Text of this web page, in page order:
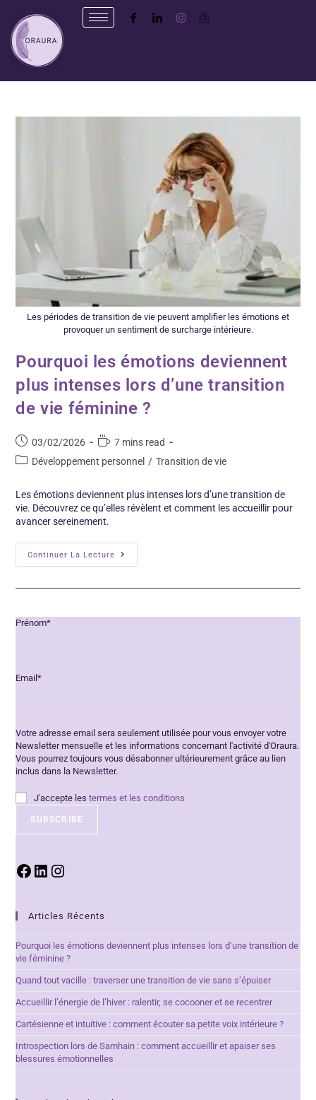
Les périodes de transition de vie peuvent amplifier les émotions et
provoquer un sentiment de surcharge intérieure.
Pourquoi les émotions deviennent
plus intenses lors d’une transition
de vie féminine ?
03/02/2026
7 mins read
Développement personnel / Transition de vie
Les émotions deviennent plus intenses lors d’une transition de
vie. Découvrez ce qu’elles révèlent et comment les accueillir pour
avancer sereinement.
Continuer La Lecture
Prénom*
Email*
Votre adresse email sera seulement utilisée pour vous envoyer votre
Newsletter mensuelle et les informations concernant l'activité d'Oraura.
Vous pourrez toujours vous désabonner ultérieurement grâce au lien
inclus dans la Newsletter.
J'accepte lestermes et les conditions
Articles Récents
Pourquoi les émotions deviennent plus intenses lors d’une transition de
vie féminine ?
Quand tout vacille : traverser une transition de vie sans s’épuiser
Accueillir l’énergie de l’hiver : ralentir, se cocooner et se recentrer
Cartésienne et intuitive : comment écouter sa petite voix intérieure ?
Introspection lors de Samhain : comment accueillir et apaiser ses
blessures émotionnelles